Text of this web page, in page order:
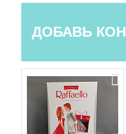
ДОБАВЬ